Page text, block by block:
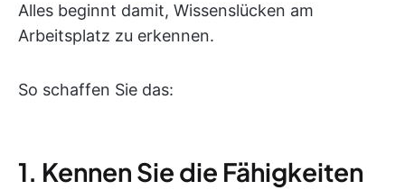
Alles beginnt damit, Wissenslücken am
Arbeitsplatz zu erkennen.
So schaffen Sie das:
1. Kennen Sie die Fähigkeiten